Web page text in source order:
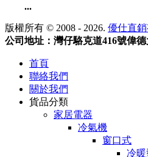
...
版權所有 © 2008 - 2026. 優仕直銷
公司地址：灣仔駱克道416號偉
首頁
聯絡我們
關於我們
貨品分類
家居電器
冷氣機
窗口式
冷暖